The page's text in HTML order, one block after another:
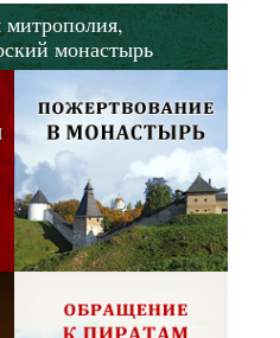
митрополия,
монастырь